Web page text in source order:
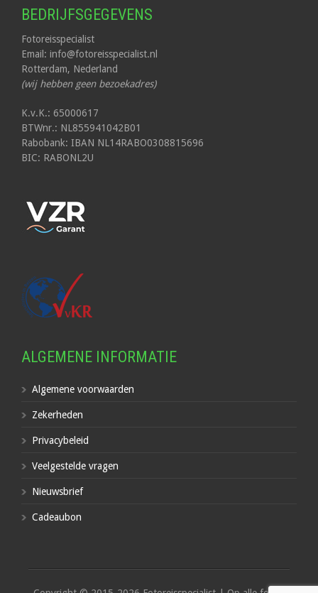
BEDRIJFSGEGEVENS
Fotoreisspecialist
Email: info@fotoreisspecialist.nl
Rotterdam, Nederland
(wij hebben geen bezoekadres)
K.v.K.: 65000617
BTWnr.: NL855941042B01
Rabobank: IBAN NL14RABO0308815696
BIC: RABONL2U
ALGEMENE INFORMATIE
Algemene voorwaarden
Zekerheden
Privacybeleid
Veelgestelde vragen
Nieuwsbrief
Cadeaubon